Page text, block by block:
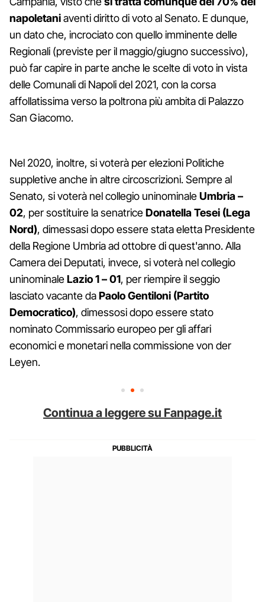
napoletaniaventi diritto di voto al Senato. E dunque,
un dato che, incrociato con quello imminente delle
Regionali (previste per il maggio/giugno successivo),
può far capire in parte anche le scelte di voto in vista
delle Comunali di Napoli del 2021, con la corsa
affollatissima verso la poltrona più ambita di Palazzo
San Giacomo.
Nel 2020, inoltre, si voterà per elezioni Politiche
suppletive anche in altre circoscrizioni. Sempre al
Senato, si voterà nel collegio uninominaleUmbria –
02, per sostituire la senatriceDonatella Tesei (Lega
Nord), dimessasi dopo essere stata eletta Presidente
della Regione Umbria ad ottobre di quest'anno. Alla
Camera dei Deputati, invece, si voterà nel collegio
uninominaleLazio 1 – 01, per riempire il seggio
lasciato vacante daPaolo Gentiloni (Partito
Democratico), dimessosi dopo essere stato
nominato Commissario europeo per gli affari
economici e monetari nella commissione von der
Leyen.
Continua a leggere su Fanpage.it